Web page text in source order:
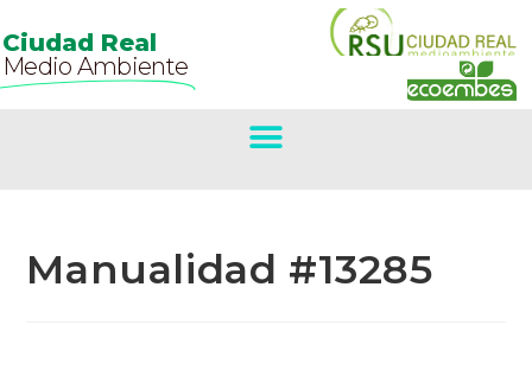
Ciudad Real
Medio Ambiente
Manualidad #13285